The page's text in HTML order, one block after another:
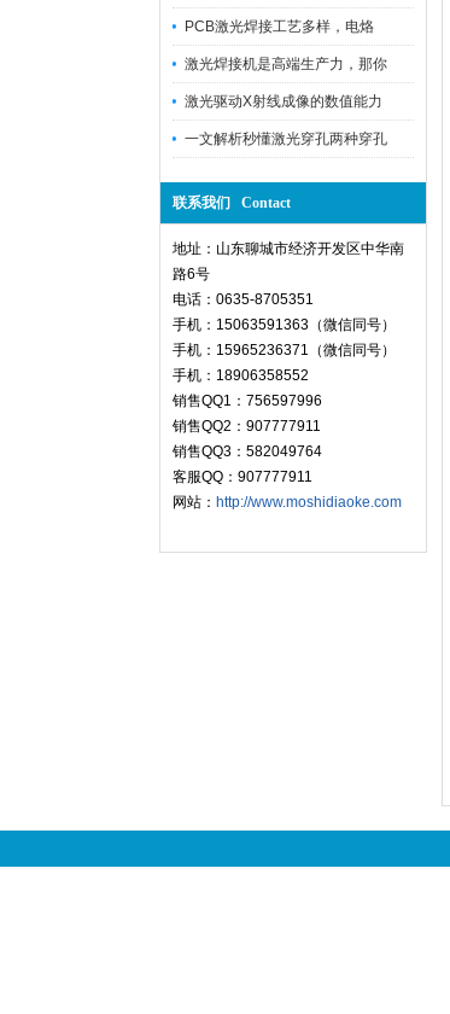
PCB激光焊接工艺多样，电烙
激光焊接机是高端生产力，那你
激光驱动X射线成像的数值能力
一文解析秒懂激光穿孔两种穿孔
联系我们 Contact
地址：山东聊城市经济开发区中华南
路6号
电话：0635-8705351
手机：15063591363（微信同号）
手机：15965236371（微信同号）
手机：18906358552
销售QQ1：756597996
销售QQ2：907777911
销售QQ3：582049764
客服QQ：907777911
网站： http://www.moshidiaoke.com